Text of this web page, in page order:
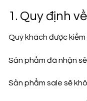
1. Quy định
Quý khách được
Sản phẩm đã nhận
Sản phẩm sale sẽ